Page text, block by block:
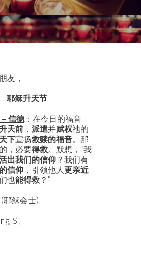
友，
耶稣升天节
信德：在今日的福音
天前 ， 派遣并赋权祂的
下宣扬救赎的福音。那
，必要得救。默想，“我
出我们的信仰 ？我们有
信仰 ，引领他人更亲近
也能得救 ？”
耶稣会士)
S.J.